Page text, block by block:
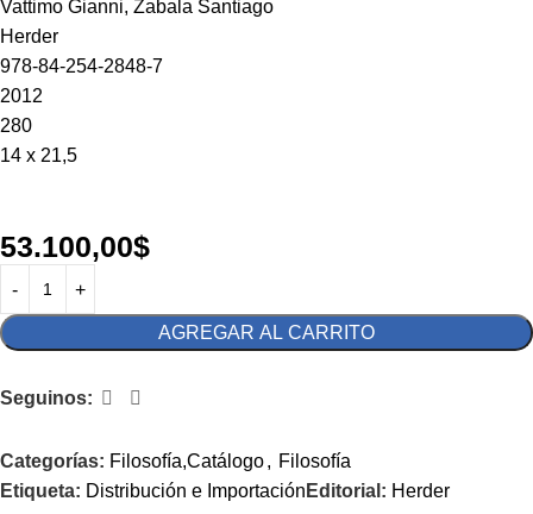
Vattimo Gianni, Zabala Santiago
Herder
978-84-254-2848-7
2012
280
14 x 21,5
53.100,00$
AGREGAR AL CARRITO
Seguinos:
Categorías: Filosofía,Catálogo, Filosofía
Etiqueta: Distribución e Importación Editorial: Herder